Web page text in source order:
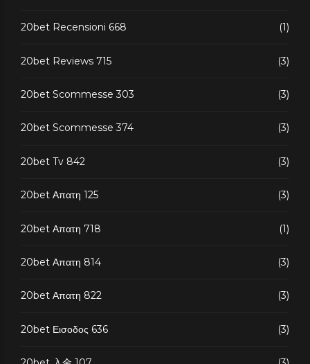
20bet Recensioni 668 (1)
20bet Reviews 715 (3)
20bet Scommesse 303 (3)
20bet Scommesse 374 (3)
20bet Tv 842 (3)
20bet Απατη 125 (3)
20bet Απατη 718 (1)
20bet Απατη 814 (3)
20bet Απατη 822 (3)
20bet Εισοδος 636 (3)